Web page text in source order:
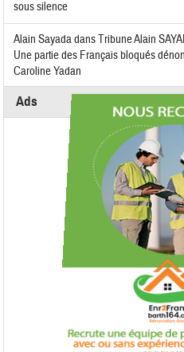
sous silence
Alain SayadadansTribune Alain
Une partie des Français bloqués
Caroline Yadan
Ads